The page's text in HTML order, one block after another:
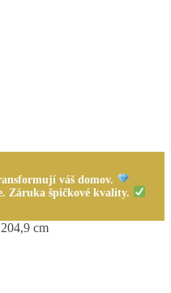
váš domov.
Záruka špičkové kvality.
204,9 cm